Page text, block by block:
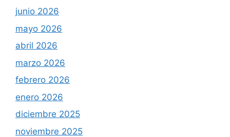
junio 2026
mayo 2026
abril 2026
marzo 2026
febrero 2026
enero 2026
diciembre 2025
noviembre 2025